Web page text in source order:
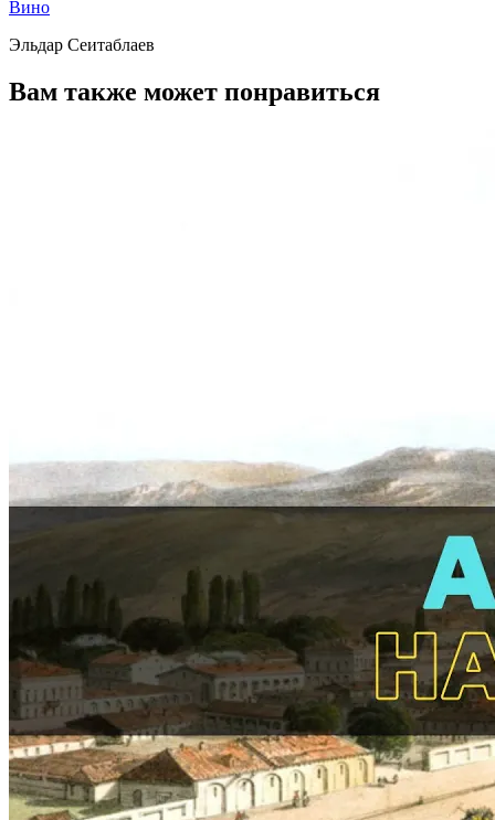
Вино
Эльдар Сеитаблаев
Вам также может понравиться